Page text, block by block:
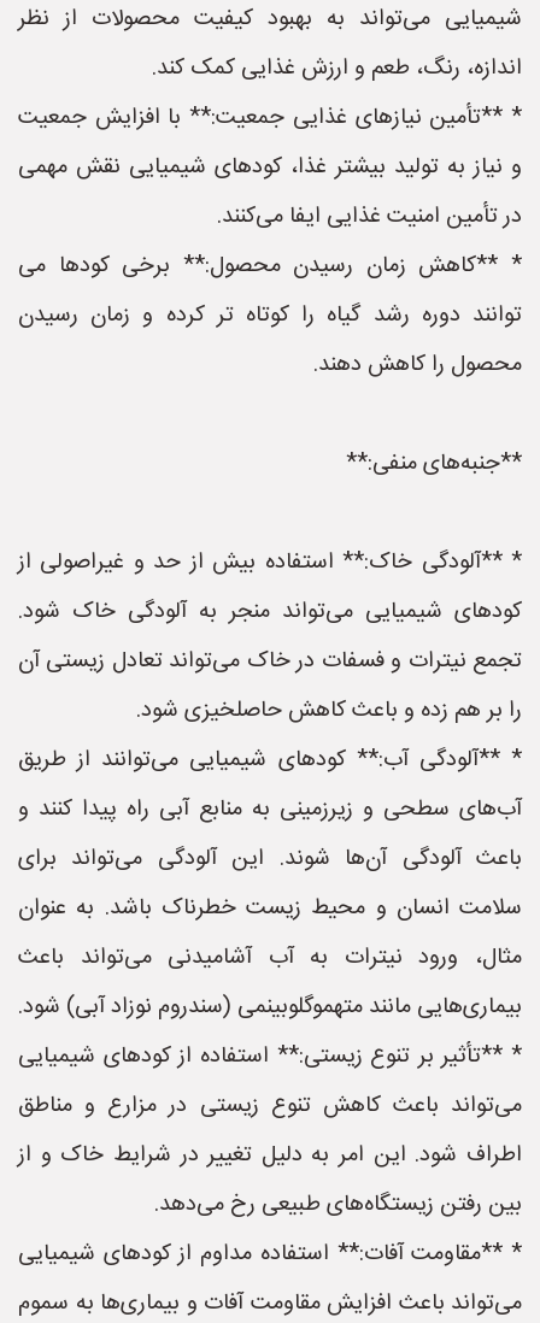
شیمیایی می‌تواند به بهبود کیفیت محصولات از نظر
اندازه، رنگ، طعم و ارزش غذایی کمک کند.
* **تأمین نیازهای غذایی جمعیت:** با افزایش جمعیت
و نیاز به تولید بیشتر غذا، کودهای شیمیایی نقش مهمی
در تأمین امنیت غذایی ایفا می‌کنند.
* **کاهش زمان رسیدن محصول:** برخی کودها می
توانند دوره رشد گیاه را کوتاه تر کرده و زمان رسیدن
محصول را کاهش دهند.
**جنبه‌های منفی:**
* **آلودگی خاک:** استفاده بیش از حد و غیراصولی از
کودهای شیمیایی می‌تواند منجر به آلودگی خاک شود.
تجمع نیترات و فسفات در خاک می‌تواند تعادل زیستی آن
را بر هم زده و باعث کاهش حاصلخیزی شود.
* **آلودگی آب:** کودهای شیمیایی می‌توانند از طریق
آب‌های سطحی و زیرزمینی به منابع آبی راه پیدا کنند و
باعث آلودگی آن‌ها شوند. این آلودگی می‌تواند برای
سلامت انسان و محیط زیست خطرناک باشد. به عنوان
مثال، ورود نیترات به آب آشامیدنی می‌تواند باعث
بیماری‌هایی مانند متهموگلوبینمی (سندروم نوزاد آبی) شود.
* **تأثیر بر تنوع زیستی:** استفاده از کودهای شیمیایی
می‌تواند باعث کاهش تنوع زیستی در مزارع و مناطق
اطراف شود. این امر به دلیل تغییر در شرایط خاک و از
بین رفتن زیستگاه‌های طبیعی رخ می‌دهد.
* **مقاومت آفات:** استفاده مداوم از کودهای شیمیایی
می‌تواند باعث افزایش مقاومت آفات و بیماری‌ها به سموم